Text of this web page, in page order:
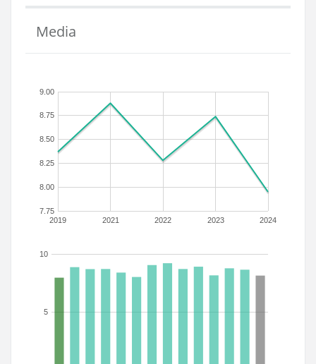
Media
2019 2021 2022 2023 2024
7.75
8.00
8.25
8.50
8.75
9.00
5
10